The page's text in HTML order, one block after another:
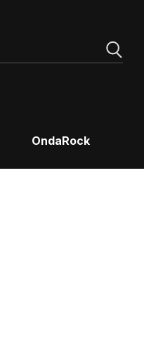
OndaRock